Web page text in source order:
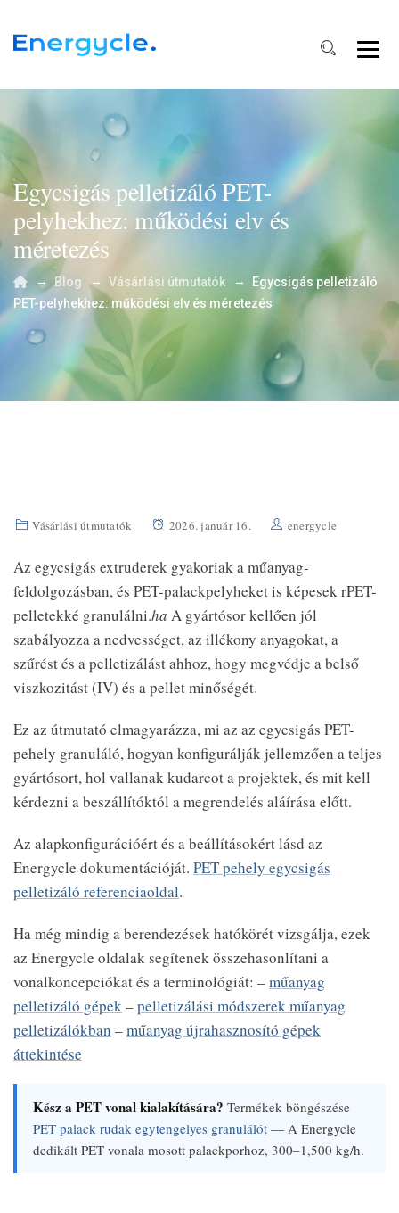
Egycsigás pelletizáló PET-
pelyhekhez: működési elv és
méretezés
→ Blog → Vásárlási útmutatók →
Egycsigás pelletizáló
PET-pelyhekhez: működési elv és méretezés
Vásárlási útmutatók 2026. január 16. energycle
Az egycsigás extruderek gyakoriak a műanyag-
feldolgozásban, és PET-palackpelyheket is képesek rPET-
pelletekké granulálni.ha A gyártósor kellően jól
szabályozza a nedvességet, az illékony anyagokat, a
szűrést és a pelletizálást ahhoz, hogy megvédje a belső
viszkozitást (IV) és a pellet minőségét.
Ez az útmutató elmagyarázza, mi az az egycsigás PET-
pehely granuláló, hogyan konfigurálják jellemzően a teljes
gyártósort, hol vallanak kudarcot a projektek, és mit kell
kérdezni a beszállítóktól a megrendelés aláírása előtt.
Az alapkonfigurációért és a beállításokért lásd az
Energycle dokumentációját. PET pehely egycsigás
pelletizáló referenciaoldal.
Ha még mindig a berendezések hatókörét vizsgálja, ezek
az Energycle oldalak segítenek összehasonlítani a
vonalkoncepciókat és a terminológiát: –műanyag
pelletizáló gépek–pelletizálási módszerek műanyag
pelletizálókban –műanyag újrahasznosító gépek
áttekintése
Kész a PET vonal kialakítására? Termékek böngészése
PET palack rudak egytengelyes granulálót — A Energycle
dedikált PET vonala mosott palackporhoz, 300–1,500 kg/h.